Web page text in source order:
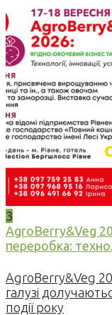
3
AgroBerry&Veg
переробка:
AgroBerry&Veg
галузі
події року